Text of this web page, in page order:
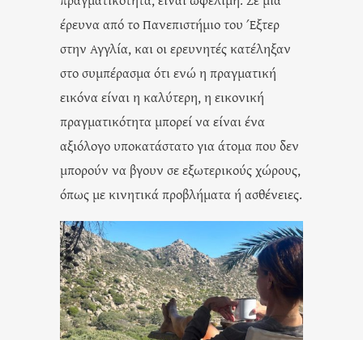
έρευνα από το Πανεπιστήμιο του Έξτερ
στην Αγγλία, και οι ερευνητές κατέληξαν
στο συμπέρασμα ότι ενώ η πραγματική
εικόνα είναι η καλύτερη, η εικονική
πραγματικότητα μπορεί να είναι ένα
αξιόλογο υποκατάστατο για άτομα που δεν
μπορούν να βγουν σε εξωτερικούς χώρους,
όπως με κινητικά προβλήματα ή ασθένειες.